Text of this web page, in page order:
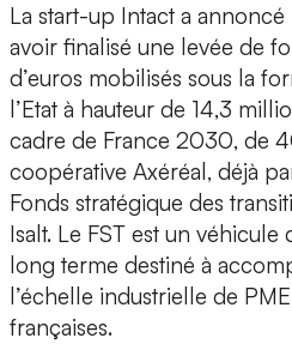
La start-up Intact a
avoir finalisé une levée de
d’euros mobilisés sous la
l’Etat à hauteur de 14,3
cadre de France 2030, de
coopérative Axéréal, déjà
Fonds stratégique des
Isalt. Le FST est un véhicule
long terme destiné à
l’échelle industrielle de
françaises.